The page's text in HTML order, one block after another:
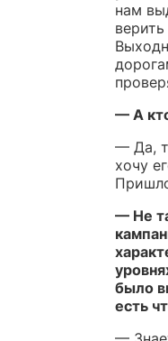
нам
— А
— Да,
хочу
— Не
было
есть